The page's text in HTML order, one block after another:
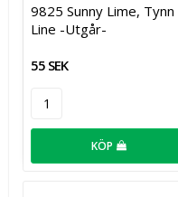
9825 Sunny Lime, Tynn
Line -Utgår-
55 SEK
KÖP